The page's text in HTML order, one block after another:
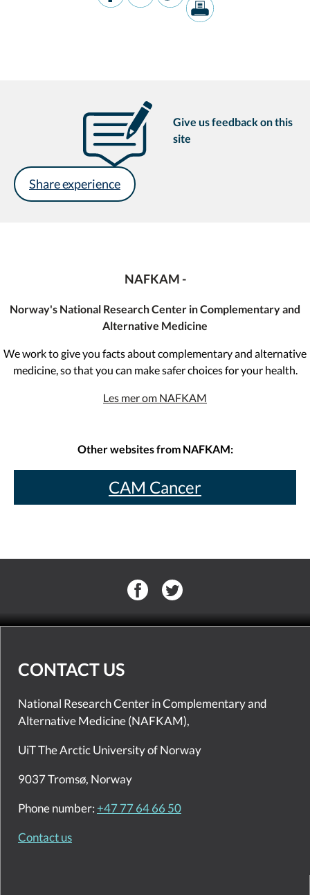
Give us feedback on this
site
Share experience
NAFKAM -
Norway's National Research Center in Complementary and
Alternative Medicine
We work to give you facts about complementary and alternative
medicine, so that you can make safer choices for your health.
Les mer om NAFKAM
Other websites from NAFKAM:
CAM Cancer
CONTACT US
National Research Center in Complementary and
Alternative Medicine (NAFKAM),
UiT The Arctic University of Norway
9037 Tromsø, Norway
Phone number:+47 77 64 66 50
Contact us